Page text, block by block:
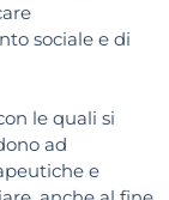
sociale e di
le quali si
ad
e